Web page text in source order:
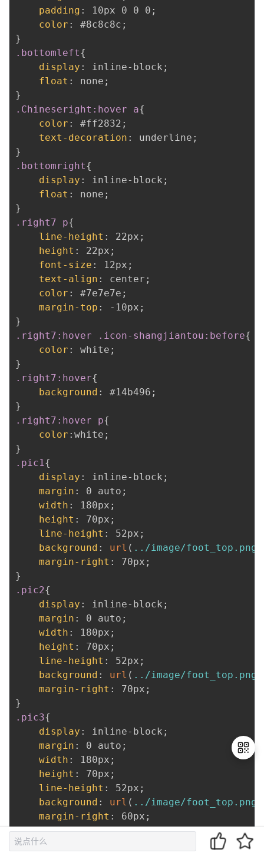
padding : 10px 0 0 0 ;
color : #8c8c8c ;
}
.bottomleft{
display : inline-block ;
float : none ;
}
.Chineseright:hover a{
color : #ff2832 ;
text-decoration : underline ;
}
.bottomright{
display : inline-block ;
float : none ;
}
.right7 p{
line-height : 22px ;
height : 22px ;
font-size : 12px ;
text-align : center ;
color : #7e7e7e ;
margin-top : -10px ;
}
.right7:hover .icon-shangjiantou:before{
color : white ;
}
.right7:hover{
background : #14b496 ;
}
.right7:hover p{
color : white ;
}
.pic1{
display : inline-block ;
margin : 0 auto ;
width : 180px ;
height : 70px ;
line-height : 52px ;
background : url ( ../image/foot_top.png
margin-right : 70px ;
}
.pic2{
display : inline-block ;
margin : 0 auto ;
width : 180px ;
height : 70px ;
line-height : 52px ;
background : url ( ../image/foot_top.png
margin-right : 70px ;
}
.pic3{
display : inline-block ;
margin : 0 auto ;
width : 180px ;
height : 70px ;
line-height : 52px ;
background : url ( ../image/foot_top.png
margin-right : 60px ;
}
.pic4{